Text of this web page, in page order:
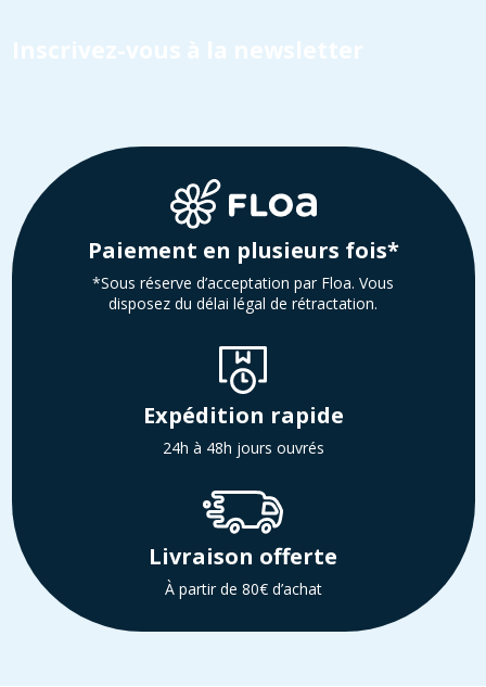
Inscrivez-vous à la newsletter
Paiement en plusieurs fois*
*Sous réserve d’acceptation par Floa. Vous
disposez du délai légal de rétractation.
Expédition rapide
24h à 48h jours ouvrés
Livraison offerte
À partir de 80€ d’achat